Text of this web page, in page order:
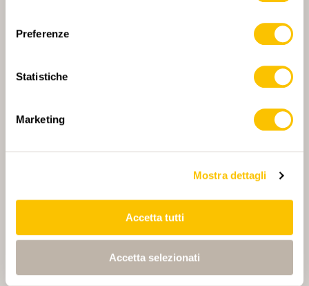
Preferenze
Statistiche
Marketing
Mostra dettagli
Accetta tutti
Accetta selezionati
PARTNER PRINCIPALE E PARTNER DI TRASPORTO
GESTORE